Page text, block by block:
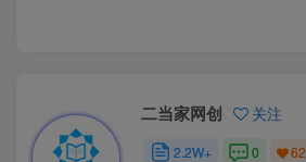
二当家网创 关注
2.2W+ 0 62